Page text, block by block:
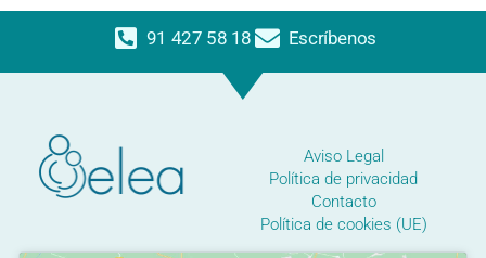
91 427 58 18 Escríbenos
Aviso Legal
Política de privacidad
Contacto
Política de cookies (UE)